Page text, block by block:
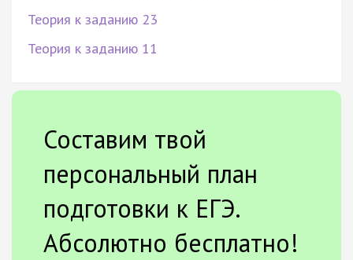
Теория к заданию 23
Теория к заданию 11
Составим твой
персональный план
подготовки к ЕГЭ.
Абсолютно бесплатно!